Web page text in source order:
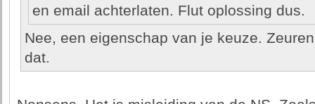
en email achterlaten. Flut oplossing dus.
Nee, een eigenschap van je keuze.
dat.